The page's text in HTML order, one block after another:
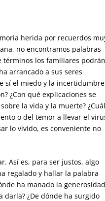
herida por recuerdos
no encontramos palabras
términos los familiares
arrancado a sus seres
sí el miedo y la incertidumbre
¿Con qué explicaciones se
la vida y la muerte?
o del temor a llevar el
lo vivido, es conveniente no
Así es, para ser justos, algo
regalado y hallar la palabra
ha manado la
¿De dónde ha surgido